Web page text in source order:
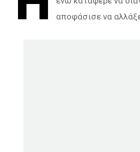
αποφάσισε να